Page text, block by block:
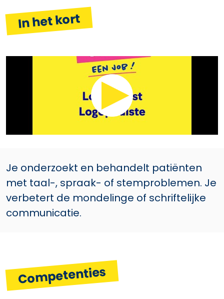
In het kort
Je onderzoekt en behandelt patiënten
met taal-, spraak- of stemproblemen. Je
verbetert de mondelinge of schriftelijke
communicatie.
Competenties